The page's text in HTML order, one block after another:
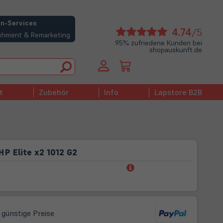
Services
& Remarketing 4.74/5
95% zufriedene Kunden bei
shopauskunft.de
Zubehör Info Lapstore B2B
Elite x2 1012 G2
(öffnet
Preise